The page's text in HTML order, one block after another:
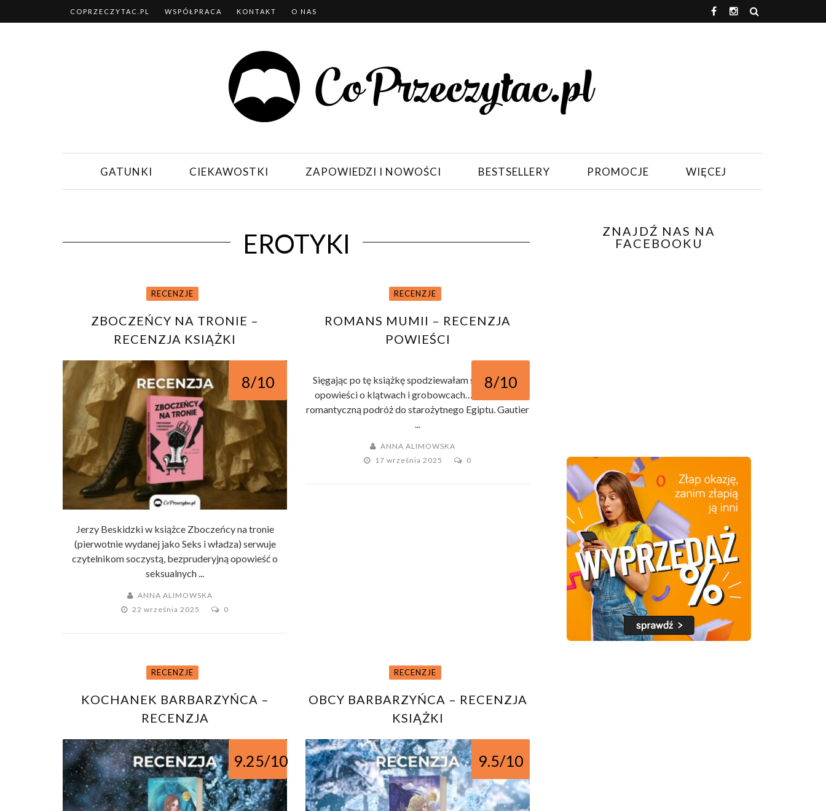
COPRZECZYTAC.PL WSPÓŁPRACA KONTAKT O NAS
GATUNKI CIEKAWOSTKI ZAPOWIEDZI I NOWOŚCI BESTSELLERY PROMOCJE WIĘCEJ
EROTYKI
RECENZJE
ZBOCZEŃCY NA TRONIE –
RECENZJA KSIĄŻKI
8/10
Jerzy Beskidzki w książce Zboczeńcy na tronie
(pierwotnie wydanej jako Seks i władza) serwuje
czytelnikom soczystą, bezpruderyjną opowieść o
seksualnych ...
ANNA ALIMOWSKA
22 września 2025
0
RECENZJE
ROMANS MUMII – RECENZJA
POWIEŚCI
8/10
Sięgając po tę książkę spodziewałam się mrocznej
opowieści o klątwach i grobowcach… a dostałam
romantyczną podróż do starożytnego Egiptu. Gautier
...
ANNA ALIMOWSKA
17 września 2025
0
RECENZJE
KOCHANEK BARBARZYŃCA –
RECENZJA
9.25/10
RECENZJE
OBCY BARBARZYŃCA – RECENZJA
KSIĄŻKI
9.5/10
ZNAJDŹ NAS NA
FACEBOOKU